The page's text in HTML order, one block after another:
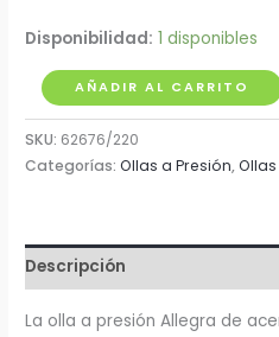
Disponibilidad: 1 disponibles
Olla
Presión
en
de
6
Litros
AÑADIR AL CARRITO
SKU: 62676/220
Categorías:Ollas a Presión,
Descripción
La olla a presión Allegra de